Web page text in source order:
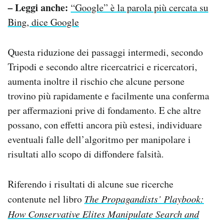
– Leggi anche: “Google” è la parola più cercata su
Bing, dice Google
Questa riduzione dei passaggi intermedi, secondo
Tripodi e secondo altre ricercatrici e ricercatori,
aumenta inoltre il rischio che alcune persone
trovino più rapidamente e facilmente una conferma
per affermazioni prive di fondamento. E che altre
possano, con effetti ancora più estesi, individuare
eventuali falle dell’algoritmo per manipolare i
risultati allo scopo di diffondere falsità.
Riferendo i risultati di alcune sue ricerche
contenute nel libro The Propagandists’ Playbook:
How Conservative Elites Manipulate Search and